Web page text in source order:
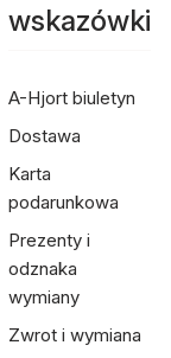
wskazówki
A-Hjort biuletyn
Dostawa
Karta
podarunkowa
Prezenty i
odznaka
wymiany
Zwrot i wymiana